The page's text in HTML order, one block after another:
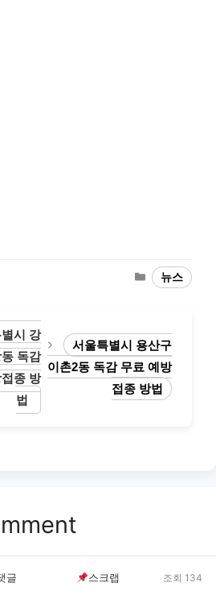
Categories
뉴스
시 강
독감
종 방
법
서울특별시 용산구
이촌2동 독감 무료 예방
접종 방법
글 스크랩 조회 134